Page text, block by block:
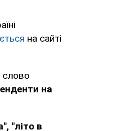
на сайті
слово
на
"літо в